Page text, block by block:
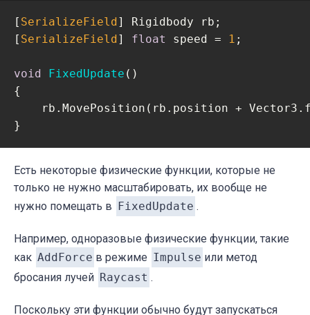
[ SerializeField ] Rigidbody rb;
[ SerializeField ] float speed = 1 ;
void FixedUpdate ( )
{
rb.MovePosition(rb.position +
}
Есть некоторые физические функции, которые не
только не нужно масштабировать, их вообще не
нужно помещать в
FixedUpdate .
Например, одноразовые физические функции, такие
как AddForce в режиме Impulse или метод
бросания лучей Raycast .
Поскольку эти функции обычно будут запускаться